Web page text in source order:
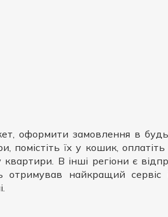
оформити замовлення в
помістіть їх у кошик,
В інші регіони є
найкращий